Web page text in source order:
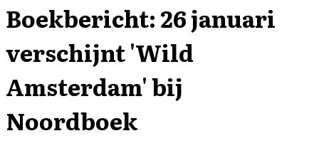
Boekbericht: 26 januari
verschijnt 'Wild
Amsterdam' bij
Noordboek